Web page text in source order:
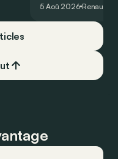
proposait en 1965
!
5 Aoû 2026 Renault